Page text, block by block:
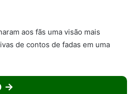
aos fãs uma visão mais
de contos de fadas em uma
→